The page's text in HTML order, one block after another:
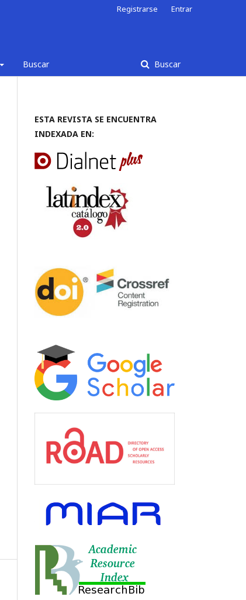
Buscar Buscar
Registrarse Entrar
ESTA REVISTA SE ENCUENTRA
INDEXADA EN: